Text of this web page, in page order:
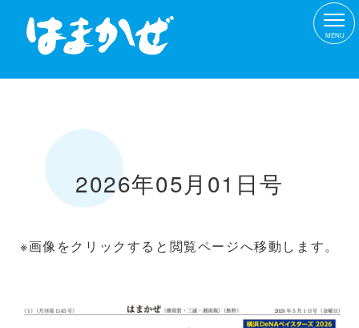
MENU
2026年05月01日号
※画像をクリックすると閲覧ページへ移動します。